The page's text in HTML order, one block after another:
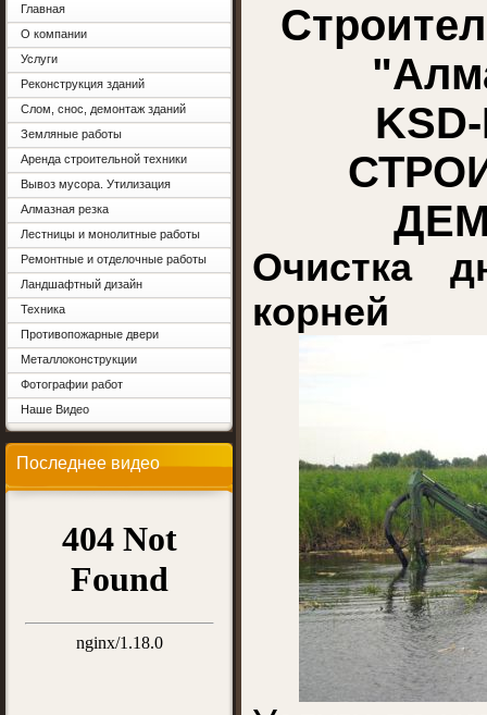
Главная
О компании
Услуги
Реконструкция зданий
Слом, снос, демонтаж зданий
Земляные работы
Аренда строительной техники
Вывоз мусора. Утилизация
Алмазная резка
Лестницы и монолитные работы
Ремонтные и отделочные работы
Ландшафтный дизайн
Техника
Противопожарные двери
Металлоконструкции
Фотографии работ
Наше Видео
Последнее видео
Очистка
корней